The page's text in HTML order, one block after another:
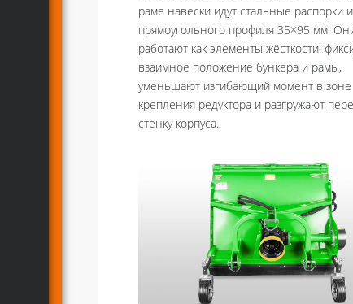
раме навески идут стальные распорки
прямоугольного профиля 35×95 мм.
работают как элементы жёсткости:
взаимное положение бункера и рамы,
уменьшают изгибающий момент в зоне
крепления редуктора и разгружают
стенку корпуса.